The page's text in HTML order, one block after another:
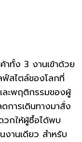
3 งานเข้าด้วย
สไตล์ของโลกที่
ละพฤติกรรมของผู้
การเดินทางมาสั่ง
วกให้ผู้ซื้อได้พบ
งานเดียว สำหรับ